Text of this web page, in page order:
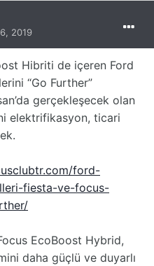
2019
Hibriti de içeren Ford
“Go Further”
gerçekleşecek olan
elektrifikasyon, ticari
ford-
fiesta-ve-focus-
EcoBoost Hybrid,
daha güçlü ve duyarlı